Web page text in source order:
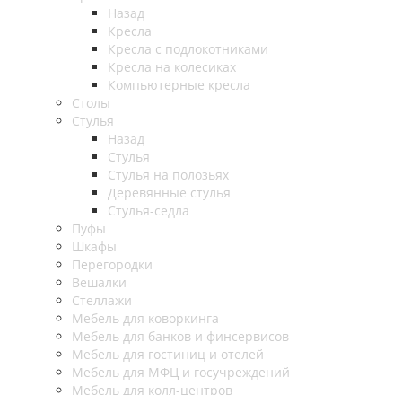
Назад
Кресла
Кресла с подлокотниками
Кресла на колесиках
Компьютерные кресла
Столы
Стулья
Назад
Стулья
Стулья на полозьях
Деревянные стулья
Стулья-седла
Пуфы
Шкафы
Перегородки
Вешалки
Стеллажи
Мебель для коворкинга
Мебель для банков и финсервисов
Мебель для гостиниц и отелей
Мебель для МФЦ и госучреждений
Мебель для колл-центров